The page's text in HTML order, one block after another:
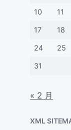
10 11
17 18
24 25
31
« 2 月
XML